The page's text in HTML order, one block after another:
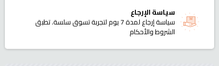
سياسة الإرجاع
سياسة إرجاع لمدة 7 يوم لتجربة تسوق سلسة. تطبق
الشروط والأحكام